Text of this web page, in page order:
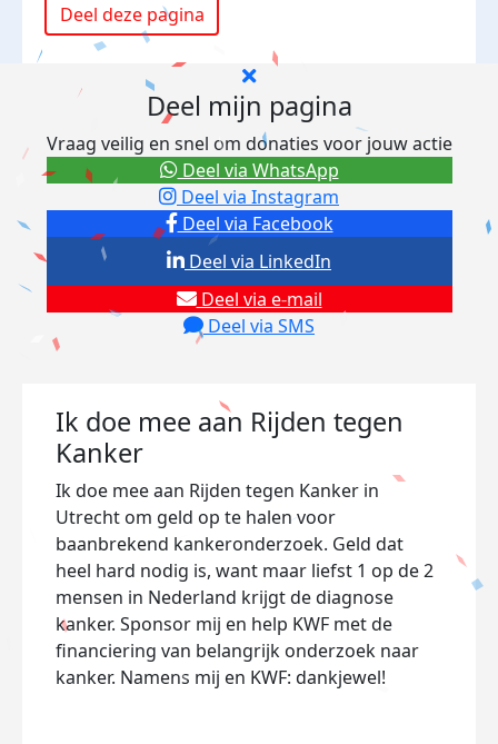
Deel deze pagina
Deel mijn pagina
Vraag veilig en snel om donaties voor jouw actie
Deel via Facebook
Deel via Instagram
Deel via e-mail
Deel via SMS
Deel via LinkedIn
Deel via WhatsApp
Ik doe mee aan Rijden tegen
Kanker
Ik doe mee aan Rijden tegen Kanker in
Utrecht om geld op te halen voor
baanbrekend kankeronderzoek. Geld dat
heel hard nodig is, want maar liefst 1 op de 2
mensen in Nederland krijgt de diagnose
kanker. Sponsor mij en help KWF met de
financiering van belangrijk onderzoek naar
kanker. Namens mij en KWF: dankjewel!